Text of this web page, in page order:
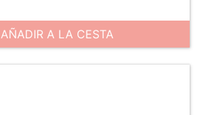
AÑADIR A LA CESTA